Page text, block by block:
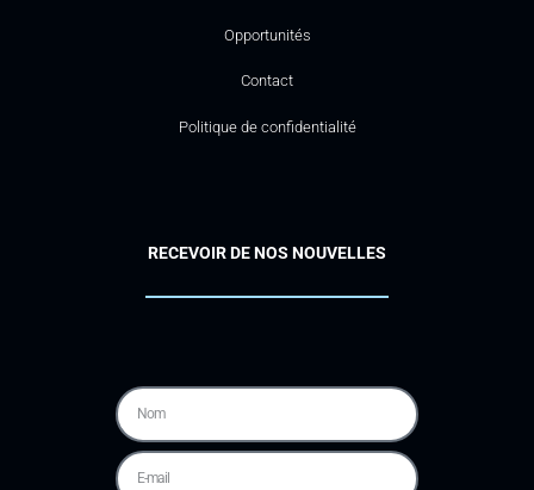
Opportunités
Contact
Politique de confidentialité
RECEVOIR DE NOS NOUVELLES